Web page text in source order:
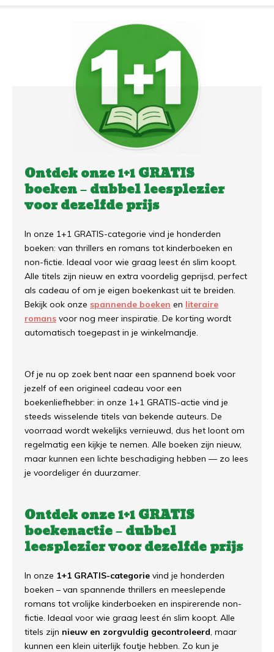
Ontdek onze 1+1 GRATIS
boeken – dubbel leesplezier
voor dezelfde prijs
In onze 1+1 GRATIS-categorie vind je honderden
boeken: van thrillers en romans tot kinderboeken en
non-fictie. Ideaal voor wie graag leest én slim koopt.
Alle titels zijn nieuw en extra voordelig geprijsd, perfect
als cadeau of om je eigen boekenkast uit te breiden.
Bekijk ook onze spannende boeken en literaire
romans voor nog meer inspiratie. De korting wordt
automatisch toegepast in je winkelmandje.
Of je nu op zoek bent naar een spannend boek voor
jezelf of een origineel cadeau voor een
boekenliefhebber: in onze 1+1 GRATIS-actie vind je
steeds wisselende titels van bekende auteurs. De
voorraad wordt wekelijks vernieuwd, dus het loont om
regelmatig een kijkje te nemen. Alle boeken zijn nieuw,
maar kunnen een lichte beschadiging hebben — zo lees
je voordeliger én duurzamer.
Ontdek onze 1+1 GRATIS
boekenactie – dubbel
leesplezier voor dezelfde prijs
In onze 1+1 GRATIS-categorie vind je honderden
boeken – van spannende thrillers en meeslepende
romans tot vrolijke kinderboeken en inspirerende non-
fictie. Ideaal voor wie graag leest én slim koopt. Alle
titels zijn nieuw en zorgvuldig gecontroleerd, maar
kunnen een klein uiterlijk foutje hebben. Zo kun je